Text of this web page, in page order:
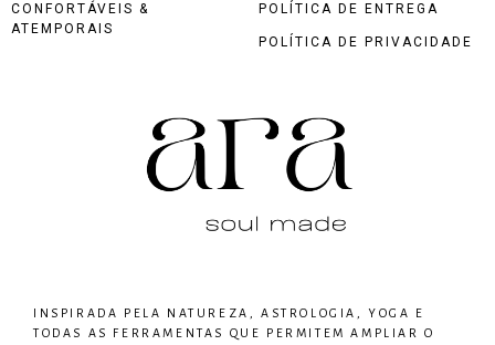
CONFORTÁVEIS &
ATEMPORAIS
POLÍTICA DE ENTREGA
POLÍTICA DE PRIVACIDADE
INSPIRADA PELA NATUREZA, ASTROLOGIA, YOGA E
TODAS AS FERRAMENTAS QUE PERMITEM AMPLIAR O